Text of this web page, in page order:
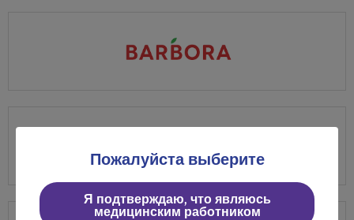
Пожалуйста выберите
Я подтверждаю, что являюсь
медицинским работником